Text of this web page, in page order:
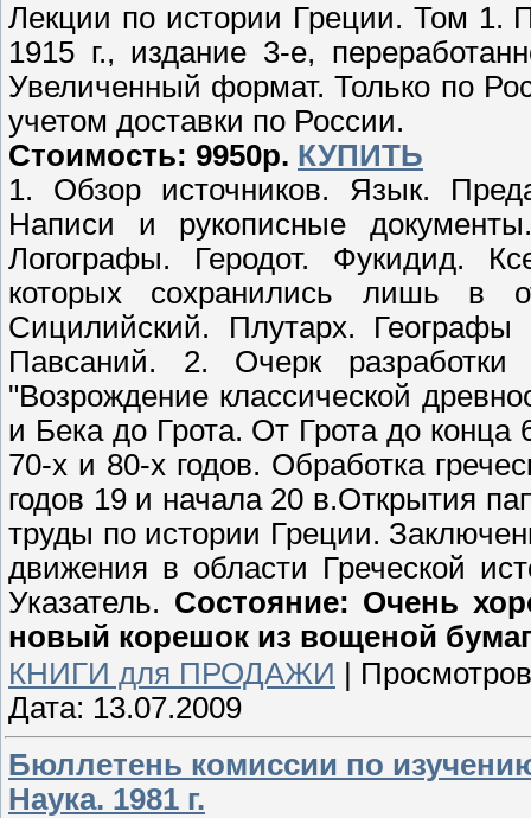
Лекции по истории Греции. Том 1.
1915 г., издание 3-е,
Увеличенный формат. Только по
учетом доставки по России.
Стоимость: 9950р. КУПИТЬ
1. Обзор источников. Язык.
Написи и рукописные
Логографы. Геродот. Фукидид.
которых сохранились лишь в
Сицилийский. Плутарх.
Павсаний. 2. Очерк
"Возрождение классической
и Бека до Грота. От Грота до конца
70-х и 80-х годов. Обработка
годов 19 и начала 20 в.Открытия
труды по истории Греции.
движения в области Греческой
Указатель. Состояние: Очень
новый корешок из вощеной
КНИГИ для ПРОДАЖИ
Дата: 13.07.2009
Бюллетень комиссии по
Наука. 1981 г.